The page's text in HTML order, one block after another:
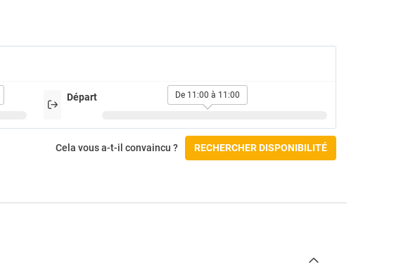
dans la chambre
Accès pour fauteuils roulants
Chambre accessible
Check-in/Départ :
Départ De 11:00 à 11:00
Cela vous a-t-il convaincu ? RECHERCHER DISPONIBILITÉ